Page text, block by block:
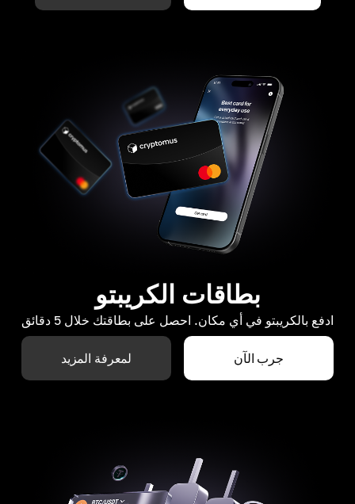
بطاقات الكريبتو
ادفع بالكريبتو في أي مكان. احصل على بطاقتك خلال 5 دقائق
جرب الآن لمعرفة المزيد